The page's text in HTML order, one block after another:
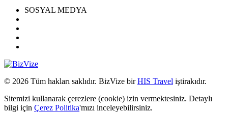
SOSYAL MEDYA
© 2026 Tüm hakları saklıdır. BizVize birHIS Travel iştirakıdır.
Sitemizi kullanarak çerezlere (cookie) izin vermektesiniz. Detaylı
bilgi için Çerez Politika'mızı inceleyebilirsiniz.